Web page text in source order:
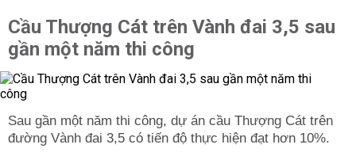
Cầu Thượng Cát trên Vành đai 3,5 sau
gần một năm thi công
Sau gần một năm thi công, dự án cầu Thượng Cát trên
đường Vành đai 3,5 có tiến độ thực hiện đạt hơn 10%.